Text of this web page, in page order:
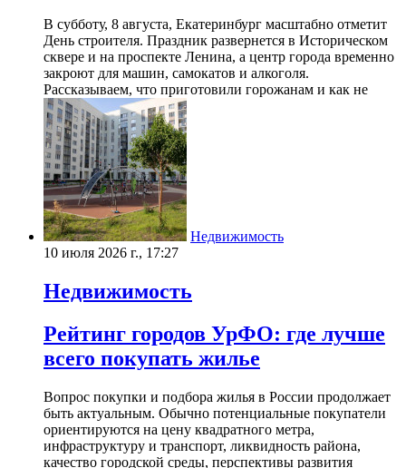
В субботу, 8 августа, Екатеринбург масштабно отметит
День строителя. Праздник развернется в Историческом
сквере и на проспекте Ленина, а центр города временно
закроют для машин, самокатов и алкоголя.
Рассказываем, что приготовили горожанам и как не
Недвижимость
10 июля 2026 г., 17:27
Недвижимость
Рейтинг городов УрФО: где лучше
всего покупать жилье
Вопрос покупки и подбора жилья в России продолжает
быть актуальным. Обычно потенциальные покупатели
ориентируются на цену квадратного метра,
инфраструктуру и транспорт, ликвидность района,
качество городской среды, перспективы развития